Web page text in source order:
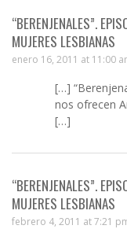
“BERENJENALES”.
MUJERES LESBIANAS
enero 16, 2011 at 11:00
[…]
nos ofrecen
[…]
“BERENJENALES”.
MUJERES LESBIANAS
febrero 4, 2011 at 7:21